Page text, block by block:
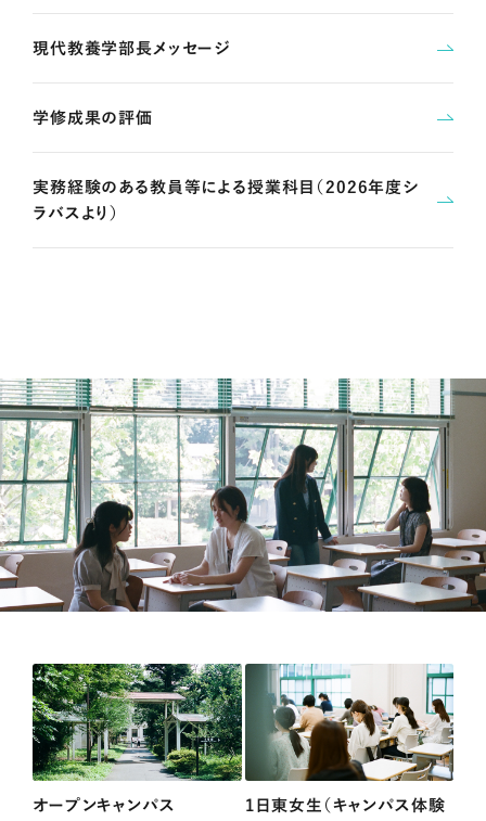
現代教養学部長メッセージ
学修成果の評価
実務経験のある教員等による授業科目（2026年度シ
ラバスより）
オープンキャンパス
1日東女生（キャンパス体験